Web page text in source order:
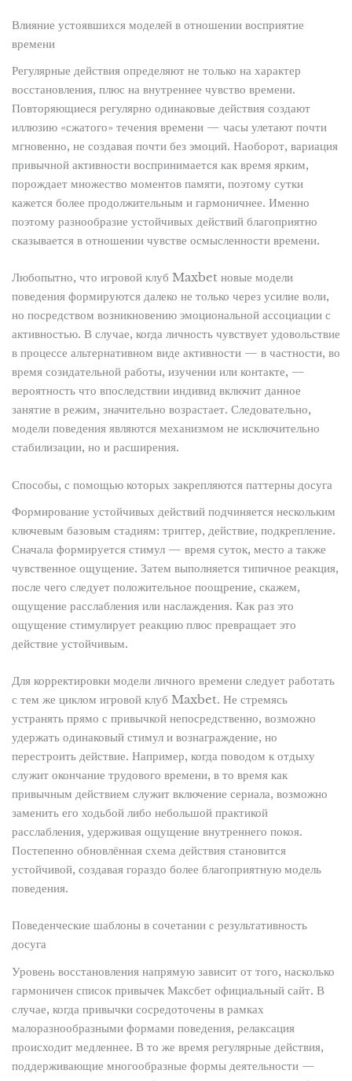
Влияние устоявшихся моделей в отношении восприятие
времени
Регулярные действия определяют не только на характер
восстановления, плюс на внутреннее чувство времени.
Повторяющиеся регулярно одинаковые действия создают
иллюзию «сжатого» течения времени — часы улетают почти
мгновенно, не создавая почти без эмоций. Наоборот, вариация
привычной активности воспринимается как время ярким,
порождает множество моментов памяти, поэтому сутки
кажется более продолжительным и гармоничнее. Именно
поэтому разнообразие устойчивых действий благоприятно
сказывается в отношении чувстве осмысленности времени.
Любопытно, что игровой клуб Maxbet новые модели
поведения формируются далеко не только через усилие воли,
но посредством возникновению эмоциональной ассоциации с
активностью. В случае, когда личность чувствует удовольствие
в процессе альтернативном виде активности — в частности, во
время созидательной работы, изучении или контакте, —
вероятность что впоследствии индивид включит данное
занятие в режим, значительно возрастает. Следовательно,
модели поведения являются механизмом не исключительно
стабилизации, но и расширения.
Способы, с помощью которых закрепляются паттерны досуга
Формирование устойчивых действий подчиняется нескольким
ключевым базовым стадиям: триггер, действие, подкрепление.
Сначала формируется стимул — время суток, место а также
чувственное ощущение. Затем выполняется типичное реакция,
после чего следует положительное поощрение, скажем,
ощущение расслабления или наслаждения. Как раз это
ощущение стимулирует реакцию плюс превращает это
действие устойчивым.
Для корректировки модели личного времени следует работать
с тем же циклом игровой клуб Maxbet. Не стремясь
устранять прямо с привычкой непосредственно, возможно
удержать одинаковый стимул и вознаграждение, но
перестроить действие. Например, когда поводом к отдыху
служит окончание трудового времени, в то время как
привычным действием служит включение сериала, возможно
заменить его ходьбой либо небольшой практикой
расслабления, удерживая ощущение внутреннего покоя.
Постепенно обновлённая схема действия становится
устойчивой, создавая гораздо более благоприятную модель
поведения.
Поведенческие шаблоны в сочетании с результативность
досуга
Уровень восстановления напрямую зависит от того, насколько
гармоничен список привычек Максбет официальный сайт. В
случае, когда привычки сосредоточены в рамках
малоразнообразными формами поведения, релаксация
происходит медленнее. В то же время регулярные действия,
поддерживающие многообразные формы деятельности —